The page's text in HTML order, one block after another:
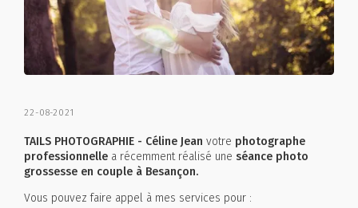
22-08-2021
TAILS PHOTOGRAPHIE - Céline Jean votre photographe
professionnelle a récemment réalisé une séance photo
grossesse en couple à Besançon.
Vous pouvez faire appel à mes services pour :